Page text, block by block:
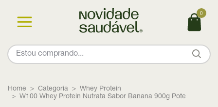
0
Home Categoria
Whey Protein
W100 Whey Protein Nutrata Sabor Banana 900g Pote